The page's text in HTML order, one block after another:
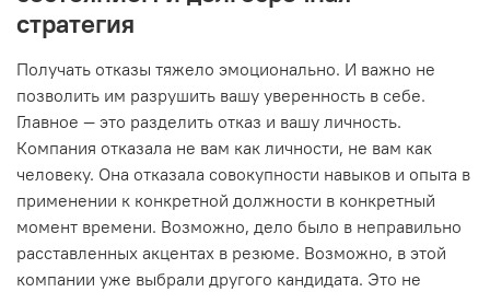
стратегия
Получать отказы тяжело эмоционально. И важно не
позволить им разрушить вашу уверенность в себе.
Главное — это разделить отказ и вашу личность.
Компания отказала не вам как личности, не вам как
человеку. Она отказала совокупности навыков и опыта в
применении к конкретной должности в конкретный
момент времени. Возможно, дело было в неправильно
расставленных акцентах в резюме. Возможно, в этой
компании уже выбрали другого кандидата. Это не